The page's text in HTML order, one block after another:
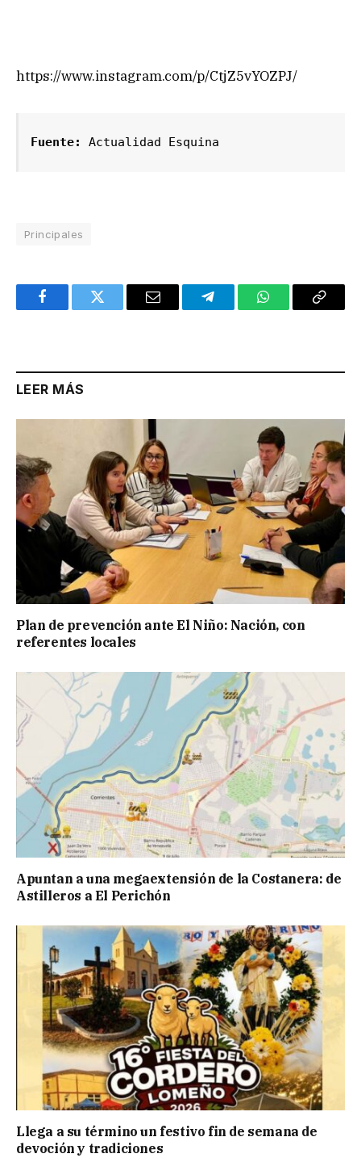
https://www.instagram.com/p/CtjZ5vYOZPJ/
Fuente: Actualidad Esquina
Principales
FacebookTwitter Email TelegramWhatsAppCopy
LEER MÁS
Plan de prevención ante El Niño: Nación, con
referentes locales
Apuntan a una megaextensión de la Costanera: de
Astilleros a El Perichón
Llega a su término un festivo fin de semana de
devoción y tradiciones